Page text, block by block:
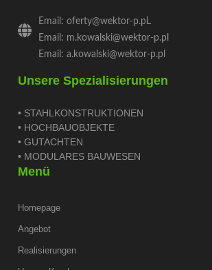
Email: oferty@wektor-p.pL
Email: m.kowalski@wektor-p.pl
Email: a.kowalski@wektor-p.pl
Unsere Spezialisierungen
• STAHLKONSTRUKTIONEN
• HOCHBAUOBJEKTE
• GUTACHTEN
• MODULARES BAUWESEN
Menü
Homepage
Angebot
Realisierungen